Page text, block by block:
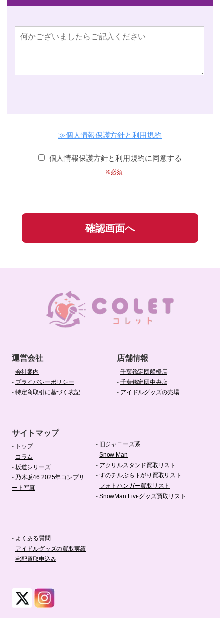
≫個人情報保護方針と利用規約
個人情報保護方針と利用規約に同意する
※必須
運営会社
- 会社案内
- プライバシーポリシー
- 特定商取引に基づく表記
店舗情報
- 千葉鑑定団船橋店
- 千葉鑑定団中央店
- アイドルグッズの売場
サイトマップ
- トップ
- コラム
- 坂道シリーズ
- 乃木坂46 2025年コンプリ
ート写真
- 旧ジャニーズ系
-Snow Man
- アクリルスタンド買取リスト
-すのチルぶら下がり買取リスト
- フォトハンガー買取リスト
-SnowMan Liveグッズ買取リスト
- よくある質問
- アイドルグッズの買取実績
- 宅配買取申込み